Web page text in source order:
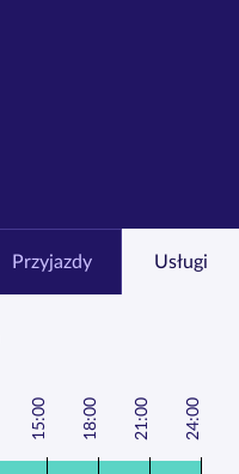
Przyjazdy Usługi
15:00 18:00 21:00 24:00